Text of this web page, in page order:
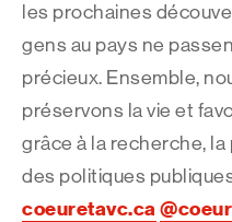
les prochaines
gens au pays ne
précieux. Ensemble,
préservons la vie et
grâce à la recherche,
des politiques
coeuretavc.ca